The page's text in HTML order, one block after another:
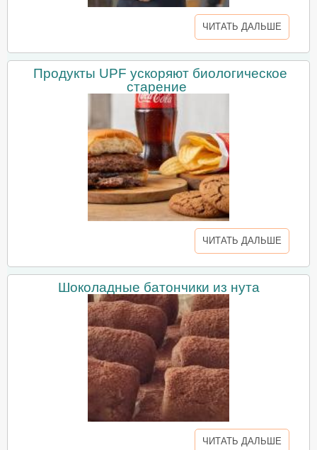
ЧИТАТЬ ДАЛЬШЕ
Продукты UPF ускоряют биологическое
старение
ЧИТАТЬ ДАЛЬШЕ
Шоколадные батончики из нута
ЧИТАТЬ ДАЛЬШЕ